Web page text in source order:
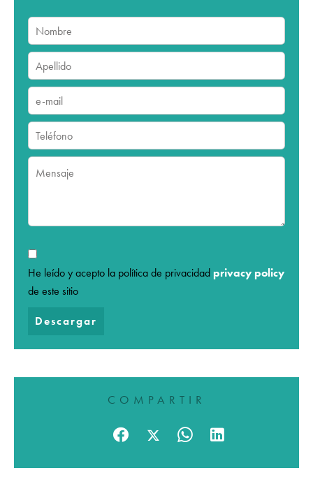
He leído y acepto la política de privacidad privacy policy
de este sitio
Descargar
COMPARTIR